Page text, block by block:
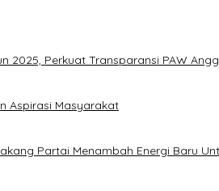
2025, Perkuat Transparansi PAW
Aspirasi Masyarakat
Partai Menambah Energi Baru